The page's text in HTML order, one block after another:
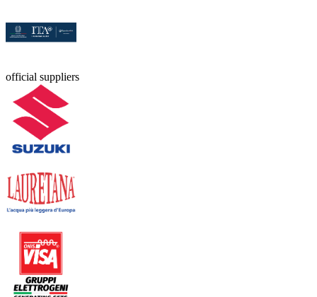
official suppliers